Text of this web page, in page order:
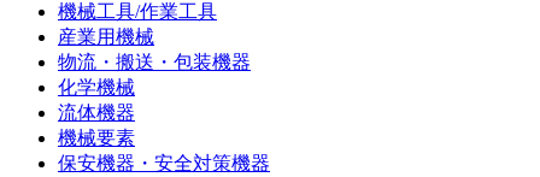
機械工具/作業工具
産業用機械
物流・搬送・包装機器
化学機械
流体機器
機械要素
保安機器・安全対策機器